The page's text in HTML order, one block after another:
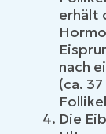
erhält
nach
(ca.
Die